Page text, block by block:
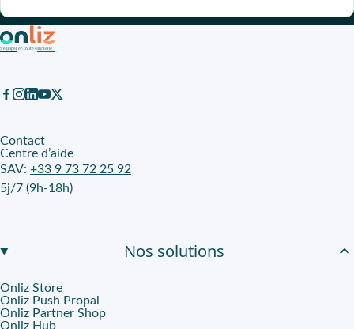
Contact
Centre d’aide
SAV: +33 9 73 72 25 92
5j/7 (9h-18h)
Nos solutions
Onliz Store
Onliz Push Propal
Onliz Partner Shop
Onliz Hub